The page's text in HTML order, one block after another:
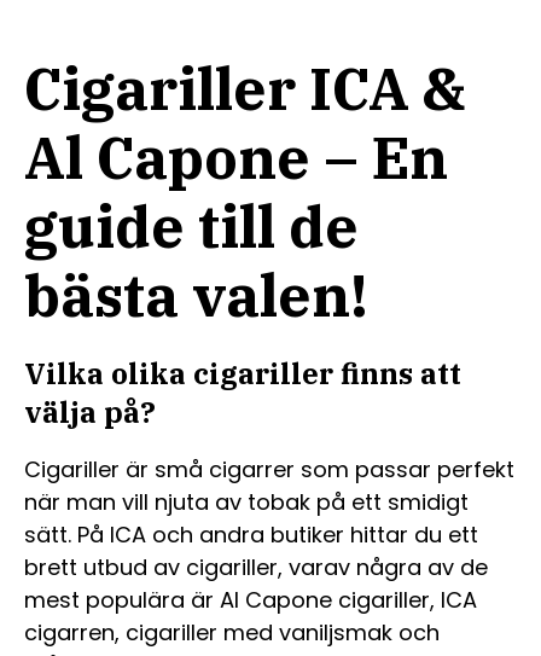
Cigariller ICA &
Al Capone – En
guide till de
bästa valen!
Vilka olika cigariller finns att
välja på?
Cigariller är små cigarrer som passar perfekt
när man vill njuta av tobak på ett smidigt
sätt. På ICA och andra butiker hittar du ett
brett utbud av cigariller, varav några av de
mest populära är Al Capone cigariller, ICA
cigarren, cigariller med vaniljsmak och